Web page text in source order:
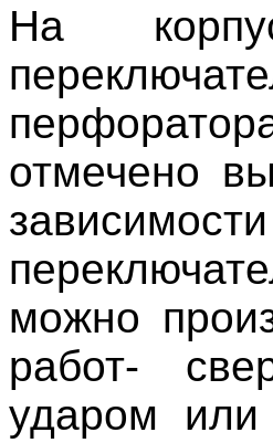
На
отмечено
можно
работ-
ударом